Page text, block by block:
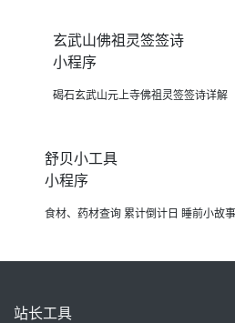
玄武山佛祖灵签签诗
小程序
碣石玄武山元上寺佛祖灵签签诗详解
舒贝小工具
小程序
食材、药材查询 累计倒计日 睡前小故事
站长工具